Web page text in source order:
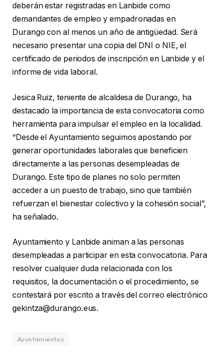
deberán estar registradas en Lanbide como
demandantes de empleo y empadronadas en
Durango con al menos un año de antigüedad. Será
necesario presentar una copia del DNI o NIE, el
certificado de periodos de inscripción en Lanbide y el
informe de vida laboral.
Jesica Ruiz, teniente de alcaldesa de Durango, ha
destacado la importancia de esta convocatoria como
herramienta para impulsar el empleo en la localidad.
“Desde el Ayuntamiento seguimos apostando por
generar oportunidades laborales que beneficien
directamente a las personas desempleadas de
Durango. Este tipo de planes no solo permiten
acceder a un puesto de trabajo, sino que también
refuerzan el bienestar colectivo y la cohesión social”,
ha señalado.
Ayuntamiento y Lanbide animan a las personas
desempleadas a participar en esta convocatoria. Para
resolver cualquier duda relacionada con los
requisitos, la documentación o el procedimiento, se
contestará por escrito a través del correo electrónico
gekintza@durango.eus.
Ayuntamientos